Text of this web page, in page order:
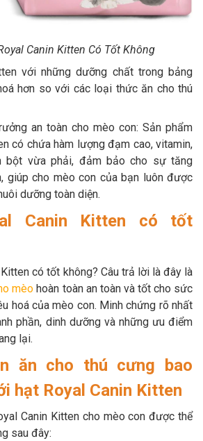
Canin Kitten Có Tốt Không
với những dưỡng chất trong bảng
hơn so với các loại thức ăn cho thú
an toàn cho mèo con: Sản phẩm
có chứa hàm lượng đạm cao, vitamin,
bột vừa phải, đảm bảo cho sự tăng
giúp cho mèo con của bạn luôn được
dưỡng toàn diện.
Canin Kitten có tốt
có tốt không? Câu trả lời là đây là
mèo hoàn toàn an toàn và tốt cho sức
hoá của mèo con. Minh chứng rõ nhất
phần, dinh dưỡng và những ưu điểm
lại.
ăn cho thú cưng bao
hạt Royal Canin Kitten
Canin Kitten cho mèo con được thể
sau đây: